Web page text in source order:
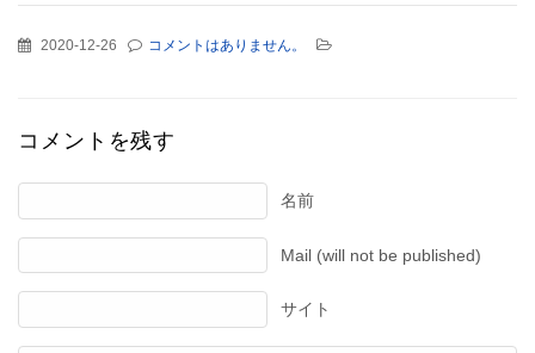
2020-12-26 コメントはありません。
コメントを残す
名前
Mail (will not be published)
サイト